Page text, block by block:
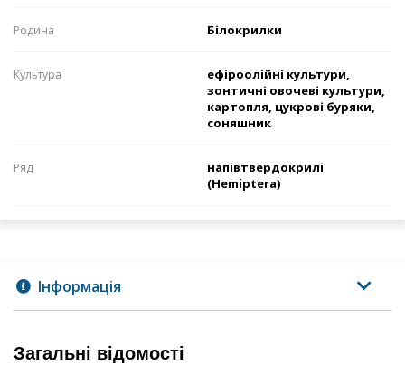
Родина Білокрилки
Культура
ефіроолійні культури,
зонтичні овочеві культури,
картопля, цукрові буряки,
соняшник
Ряд
напівтвердокрилі
(Hemiptera)
Інформація
Загальні відомості